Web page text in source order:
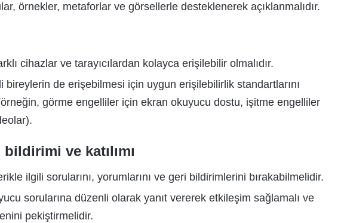
örnekler, metaforlar ve görsellerle desteklenerek açıklanmalıdır.
cihazlar ve tarayıcılardan kolayca erişilebilir olmalıdır.
bireylerin de erişebilmesi için uygun erişilebilirlik standartlarını
(örneğin, görme engelliler için ekran okuyucu dostu, işitme engelliler
ve katılımı
ilgili sorularını, yorumlarını ve geri bildirimlerini bırakabilmelidir.
sorularına düzenli olarak yanıt vererek etkileşim sağlamalı ve
pekiştirmelidir.